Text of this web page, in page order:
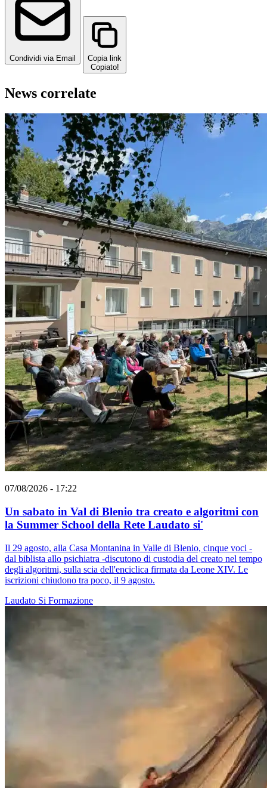
Condividi via Email
Copia link
Copiato!
News correlate
07/08/2026 - 17:22
Un sabato in Val di Blenio tra creato e algoritmi con
la Summer School della Rete Laudato si'
Il 29 agosto, alla Casa Montanina in Valle di Blenio, cinque voci -
dal biblista allo psichiatra -discutono di custodia del creato nel tempo
degli algoritmi, sulla scia dell'enciclica firmata da Leone XIV. Le
iscrizioni chiudono tra poco, il 9 agosto.
Laudato Si Formazione